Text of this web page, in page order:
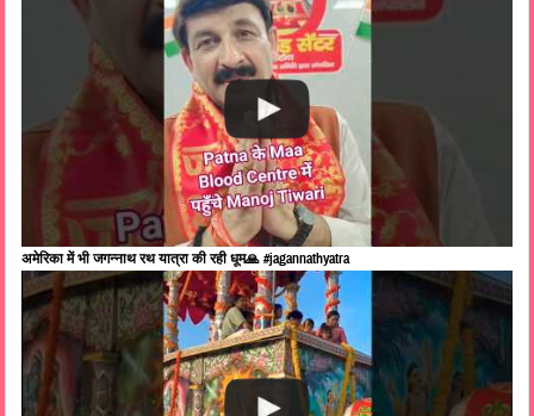
अमेरिका में भी जगन्नाथ रथ यात्रा की रही धूम🙏 #jagannathyatra